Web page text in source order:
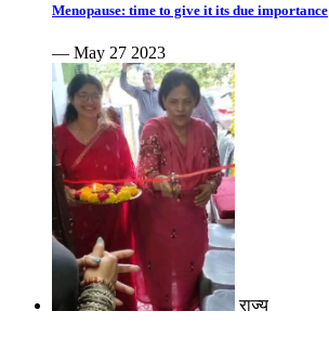
Menopause: time to give it its due importance
— May 27 2023
राज्य